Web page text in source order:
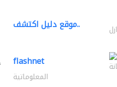
موقع دليل اكتشف..
flashnet
المعلوماتية